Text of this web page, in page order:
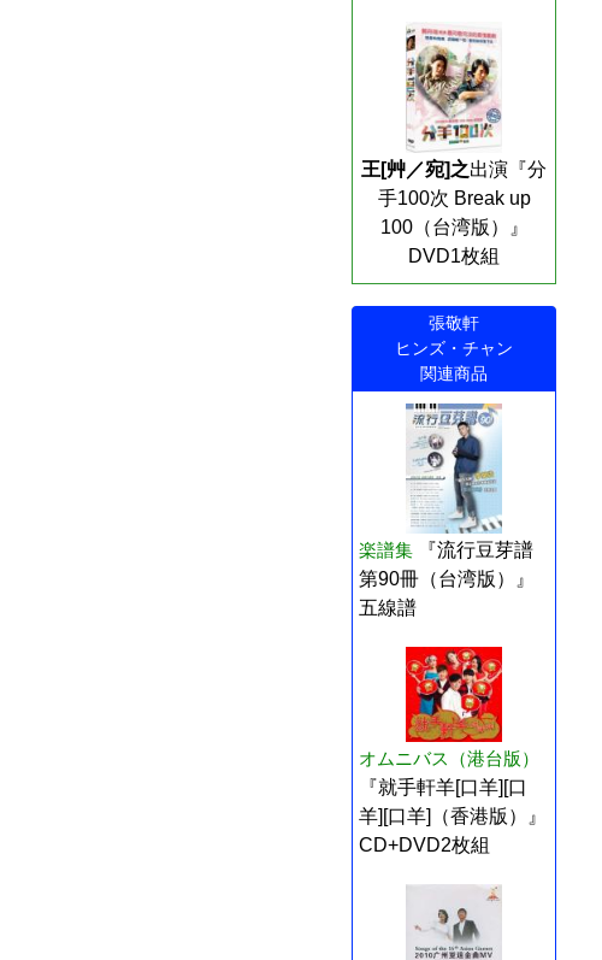
王[艸／宛]之出演『分
手100次 Break up
100（台湾版）』
DVD1枚組
張敬軒
ヒンズ・チャン
関連商品
楽譜集
『流行豆芽譜
第90冊（台湾版）』
五線譜
オムニバス（港台版）
『就手軒羊[口羊][口
羊][口羊]（香港版）』
CD+DVD2枚組